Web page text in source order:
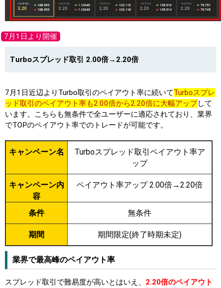
7月1日より開催
Turboスプレッド取引 2.00倍→2.20倍
7月1日近辺よりTurbo取引のペイアウト率に続いてTurboスプレ
ッド取引のペイアウト率も2.00倍から2.20倍に大幅アップして
います。こちらも無条件で全ユーザーに適応されており、業界
でTOPのペイアウト率でのトレードが可能です。
キャンペーン名
Turboスプレッド取引ペイアウト率ア
ップ
キャンペーン内
容
ペイアウト率アップ 2.00倍→2.20倍
条件 無条件
期間 期間限定(終了時期未定)
業界で最高峰のペイアウト率
スプレッド取引で難易度が高いとはいえ、 2.20倍のペイアウト